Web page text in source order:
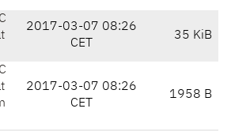
2017-03-07 08:26
CET
35 KiB
2017-03-07 08:26
CET
1958 B